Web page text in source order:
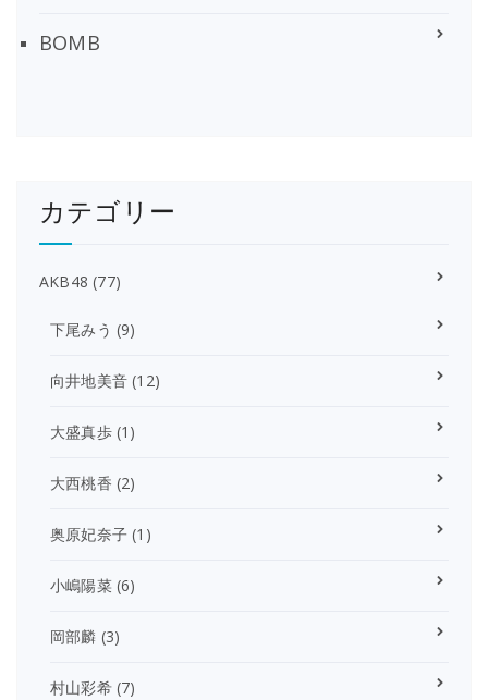
BOMB
カテゴリー
AKB48 (77)
下尾みう (9)
向井地美音 (12)
大盛真歩(1)
大西桃香 (2)
奥原妃奈子 (1)
小嶋陽菜(6)
岡部麟 (3)
村山彩希(7)